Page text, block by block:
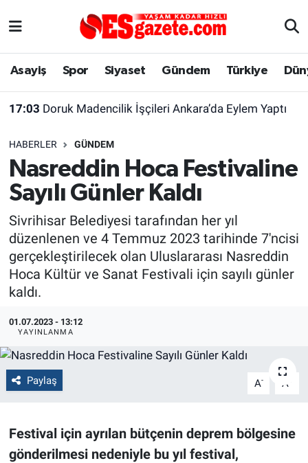
Asayiş Spor Siyaset Gündem Türkiye
17:03 Doruk Madencilik İşçileri Ankara’da Eylem Yaptı
HABERLER GÜNDEM
Nasreddin Hoca Festivaline
Sayılı Günler Kaldı
Sivrihisar Belediyesi tarafından her yıl
düzenlenen ve 4 Temmuz 2023 tarihinde 7'ncisi
gerçekleştirilecek olan Uluslararası Nasreddin
Hoca Kültür ve Sanat Festivali için sayılı günler
kaldı.
01.07.2023 - 13:12
YAYINLANMA
Paylaş A- A
Festival için ayrılan bütçenin deprem bölgesine
gönderilmesi nedeniyle bu yıl festival,
Asayiş
Gündem
Türkiye
Dünya
Sağlık
Alış-Veriş/İş dünyası
Yaşam
Eskişehirspor Arşivi
Eskişehir Arşivi
Röportaj
Ekonomi
Kültür Sanat
Politika
Bilecik
Gezi
Eskişehir Nöbetçi Eczaneler
Süper Lig Puan Durumu ve Fikstür
Tüm Manşetler
Son Dakika Haberleri
Haber Arşivi